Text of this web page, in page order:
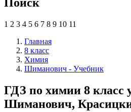
1 2 3 4 5 6 7 8 9 10 11
Главная
8 класс
Химия
Шиманович - Учебник
ГДЗ по химии 8 класс
Шиманович,